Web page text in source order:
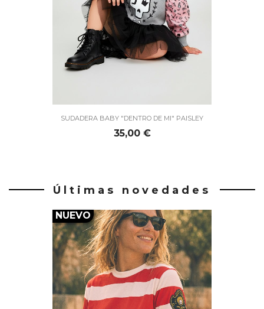
SUDADERA BABY "DENTRO DE MI" PAISLEY
Precio
35,00 €
Últimas novedades
NUEVO